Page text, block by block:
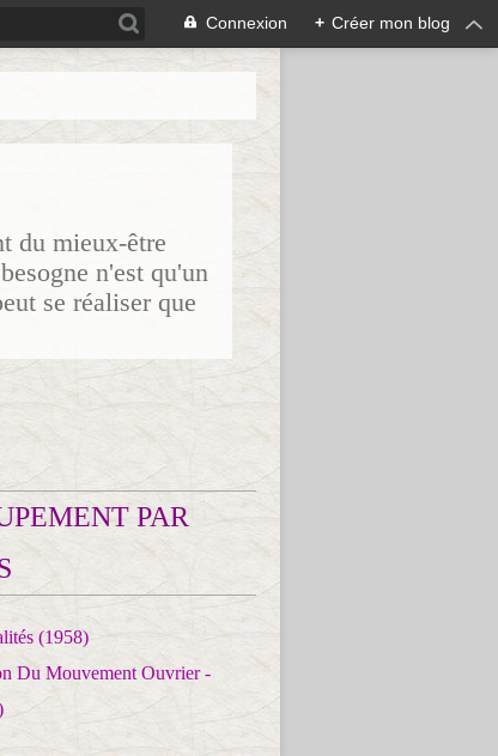
Connexion + Créer mon blog
du mieux-être
n'est qu'un
se réaliser que
PAR
(1958)
Du Mouvement Ouvrier -